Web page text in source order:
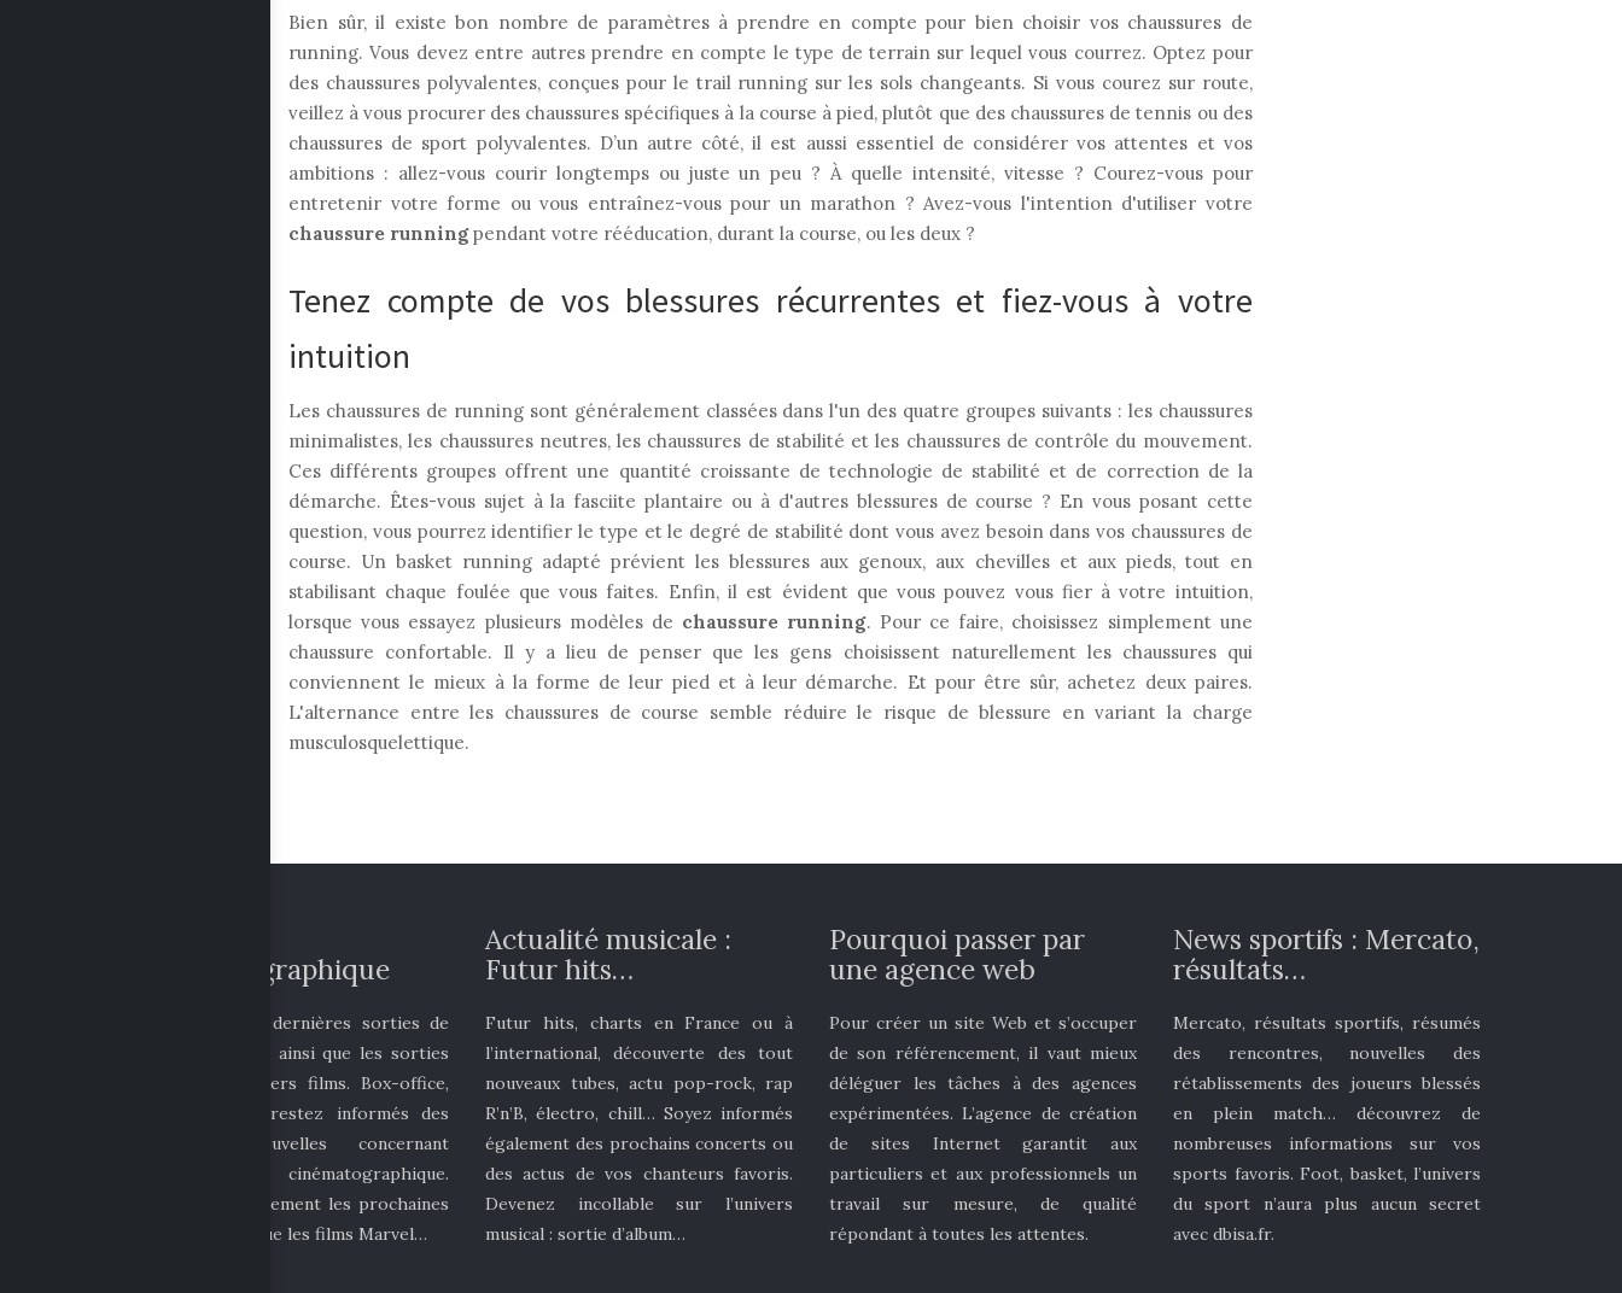
Bien sûr, il existe bon nombre de paramètres à prendre en compte pour bien choisir vos chaussures de
running. Vous devez entre autres prendre en compte le type de terrain sur lequel vous courrez. Optez pour
des chaussures polyvalentes, conçues pour le trail running sur les sols changeants. Si vous courez sur route,
veillez à vous procurer des chaussures spécifiques à la course à pied, plutôt que des chaussures de tennis ou des
chaussures de sport polyvalentes. D’un autre côté, il est aussi essentiel de considérer vos attentes et vos
ambitions : allez-vous courir longtemps ou juste un peu ? À quelle intensité, vitesse ? Courez-vous pour
entretenir votre forme ou vous entraînez-vous pour un marathon ? Avez-vous l'intention d'utiliser votre
chaussure runningpendant votre rééducation, durant la course, ou les deux ?
Tenez compte de vos blessures récurrentes et fiez-vous à votre
intuition
Les chaussures de running sont généralement classées dans l'un des quatre groupes suivants : les chaussures
minimalistes, les chaussures neutres, les chaussures de stabilité et les chaussures de contrôle du mouvement.
Ces différents groupes offrent une quantité croissante de technologie de stabilité et de correction de la
démarche. Êtes-vous sujet à la fasciite plantaire ou à d'autres blessures de course ? En vous posant cette
question, vous pourrez identifier le type et le degré de stabilité dont vous avez besoin dans vos chaussures de
course. Un basket running adapté prévient les blessures aux genoux, aux chevilles et aux pieds, tout en
stabilisant chaque foulée que vous faites. Enfin, il est évident que vous pouvez vous fier à votre intuition,
lorsque vous essayez plusieurs modèles de chaussure running. Pour ce faire, choisissez simplement une
chaussure confortable. Il y a lieu de penser que les gens choisissent naturellement les chaussures qui
conviennent le mieux à la forme de leur pied et à leur démarche. Et pour être sûr, achetez deux paires.
L'alternance entre les chaussures de course semble réduire le risque de blessure en variant la charge
musculosquelettique.
cinématographique
Découvrez les dernières sorties de
films au cinéma ainsi que les sorties
DVD des derniers films. Box-office,
actu people… restez informés des
dernières nouvelles concernant
l’univers cinématographique.
Découvrez également les prochaines
sorties telles que les films Marvel…
Actualité musicale :
Futur hits…
Futur hits, charts en France ou à
l’international, découverte des tout
nouveaux tubes, actu pop-rock, rap
R’n’B, électro, chill… Soyez informés
également des prochains concerts ou
des actus de vos chanteurs favoris.
Devenez incollable sur l’univers
musical : sortie d’album…
Pourquoi passer par
une agence web
Pour créer un site Web et s’occuper
de son référencement, il vaut mieux
déléguer les tâches à des agences
expérimentées. L’agence de création
de sites Internet garantit aux
particuliers et aux professionnels un
travail sur mesure, de qualité
répondant à toutes les attentes.
News sportifs : Mercato,
résultats…
Mercato, résultats sportifs, résumés
des rencontres, nouvelles des
rétablissements des joueurs blessés
en plein match… découvrez de
nombreuses informations sur vos
sports favoris. Foot, basket, l’univers
du sport n’aura plus aucun secret
avec dbisa.fr.